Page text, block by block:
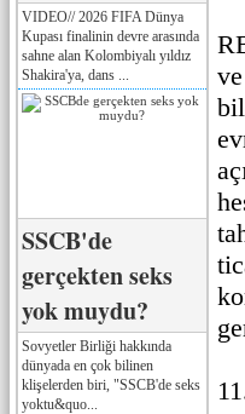
VIDEO// 2026 FIFA Dünya
Kupası finalinin devre arasında
sahne alan Kolombiyalı yıldız
Shakira'ya, dans ...
SSCB'de
gerçekten seks
yok muydu?
Sovyetler Birliği hakkında
dünyada en çok bilinen
klişelerden biri, "SSCB'de seks
yoktu&quo...